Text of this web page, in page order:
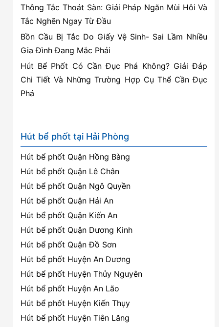
4
bước
đơn
giản
Thông Tắc Thoát Sàn: Giải Pháp Ngăn Mùi Hôi Và
Tắc Nghẽn Ngay Từ Đầu
Bồn Cầu Bị Tắc Do Giấy Vệ Sinh- Sai Lầm Nhiều
Gia Đình Đang Mắc Phải
Hút Bể Phốt Có Cần Đục Phá Không? Giải Đáp
Chi Tiết Và Những Trường Hợp Cụ Thể Cần Đục
Phá
Hút bể phốt tại Hải Phòng
Hút bể phốt Quận Hồng Bàng
Hút bể phốt Quận Lê Chân
Hút bể phốt Quận Ngô Quyền
Hút bể phốt Quận Hải An
Hút bể phốt Quận Kiến An
Hút bể phốt Quận Dương Kinh
Hút bể phốt Quận Đồ Sơn
Hút bể phốt Huyện An Dương
Hút bể phốt Huyện Thủy Nguyên
Hút bể phốt Huyện An Lão
Hút bể phốt Huyện Kiến Thụy
Hút bể phốt Huyện Tiên Lãng